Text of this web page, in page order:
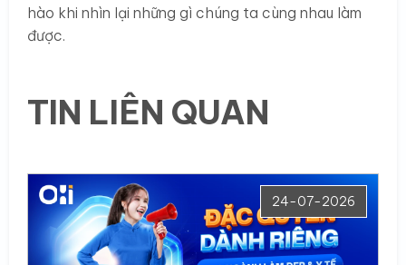
hào khi nhìn lại những gì chúng ta cùng nhau làm
được.
TIN LIÊN QUAN
24-07-2026